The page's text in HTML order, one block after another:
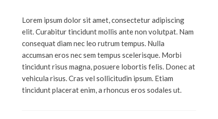
Lorem ipsum dolor sit amet, consectetur adipiscing
elit. Curabitur tincidunt mollis ante non volutpat. Nam
consequat diam nec leo rutrum tempus. Nulla
accumsan eros nec sem tempus scelerisque. Morbi
tincidunt risus magna, posuere lobortis felis. Donec at
vehicula risus. Cras vel sollicitudin ipsum. Etiam
tincidunt placerat enim, a rhoncus eros sodales ut.